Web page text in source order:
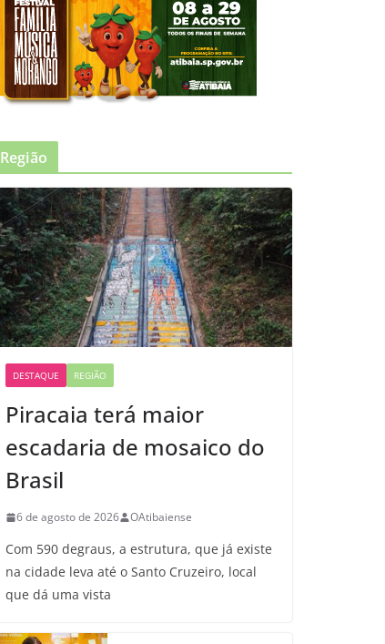
Região
DESTAQUE REGIÃO
Piracaia terá maior
escadaria de mosaico do
Brasil
6 de agosto de 2026 OAtibaiense
Com 590 degraus, a estrutura, que já existe
na cidade leva até o Santo Cruzeiro, local
que dá uma vista